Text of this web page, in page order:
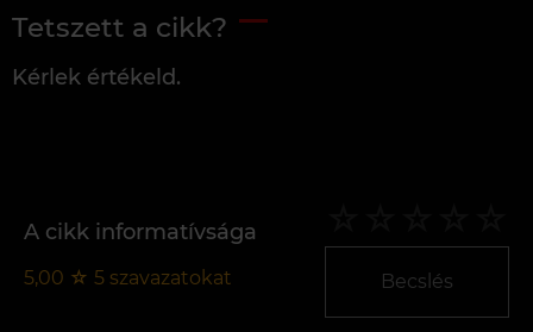
Tetszett a cikk?
Kérlek értékeld.
A cikk informatívsága
5,00 ☆ 5 szavazatokat Becslés